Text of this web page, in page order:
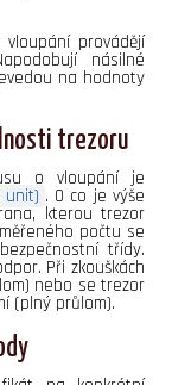
provádějí
násilné
na hodnoty
trezoru
o vloupání je
unit) . O co je výše
kterou trezor
počtu se
třídy.
Při zkouškách
nebo se trezor
(plný průlom).